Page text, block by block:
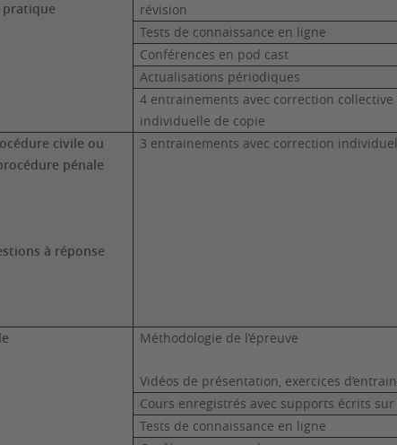
pratique
révision
Tests de connaissance en ligne
Conférences en pod cast
Actualisations périodiques
4 entrainements avec correction
individuelle de copie
civile ou
pénale
à réponse
3 entrainements avec correction
Méthodologie de l’épreuve
Vidéos de présentation, exercices
Cours enregistrés avec supports écrits
Tests de connaissance en ligne